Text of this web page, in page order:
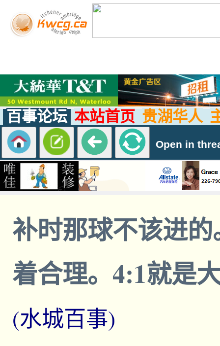
百事论坛 本站首页 贵湖华人
Open in
补时那球不该进
着合理。4:1就是
(水城百事)